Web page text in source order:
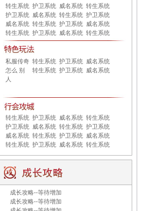
转生系统 护卫系统 威名系统 转生系统
护卫系统 威名系统 转生系统 护卫系统
威名系统 转生系统 护卫系统 威名系统
转生系统 护卫系统 威名系统 转生系统
私服传奇
怎么 别
人
转生系统 护卫系统 威名系统
转生系统 护卫系统 威名系统
转生系统 护卫系统 威名系统 转生系统
护卫系统 威名系统 转生系统 护卫系统
威名系统 转生系统 护卫系统 威名系统
转生系统 护卫系统 威名系统 转生系统
成长攻略--等待增加
成长攻略--等待增加